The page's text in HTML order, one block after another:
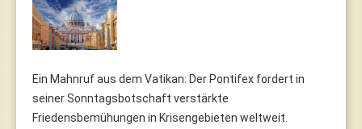
Ein Mahnruf aus dem Vatikan: Der Pontifex fordert in
seiner Sonntagsbotschaft verstärkte
Friedensbemühungen in Krisengebieten weltweit.